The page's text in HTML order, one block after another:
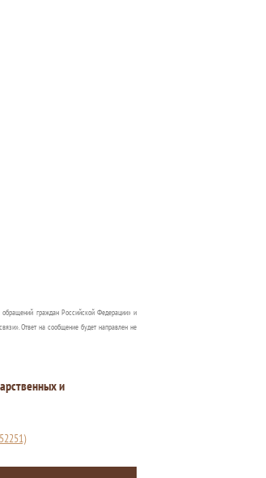
граждан Российской Федерации» и
Ответ на сообщение будет направлен не
и